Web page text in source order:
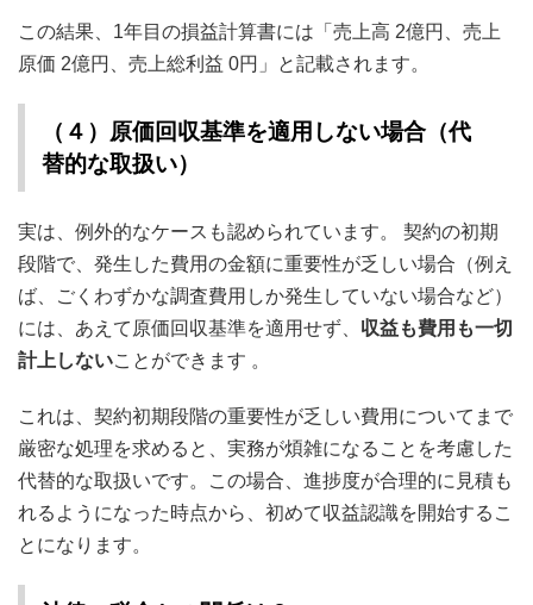
この結果、1年目の損益計算書には「売上高 2億円、売上
原価 2億円、売上総利益 0円」と記載されます。
（４）原価回収基準を適用しない場合（代
替的な取扱い）
実は、例外的なケースも認められています。 契約の初期
段階で、発生した費用の金額に重要性が乏しい場合（例え
ば、ごくわずかな調査費用しか発生していない場合など）
には、あえて原価回収基準を適用せず、 収益も費用も一切
計上しないことができます 。
これは、契約初期段階の重要性が乏しい費用についてまで
厳密な処理を求めると、実務が煩雑になることを考慮した
代替的な取扱いです。この場合、進捗度が合理的に見積も
れるようになった時点から、初めて収益認識を開始するこ
とになります。